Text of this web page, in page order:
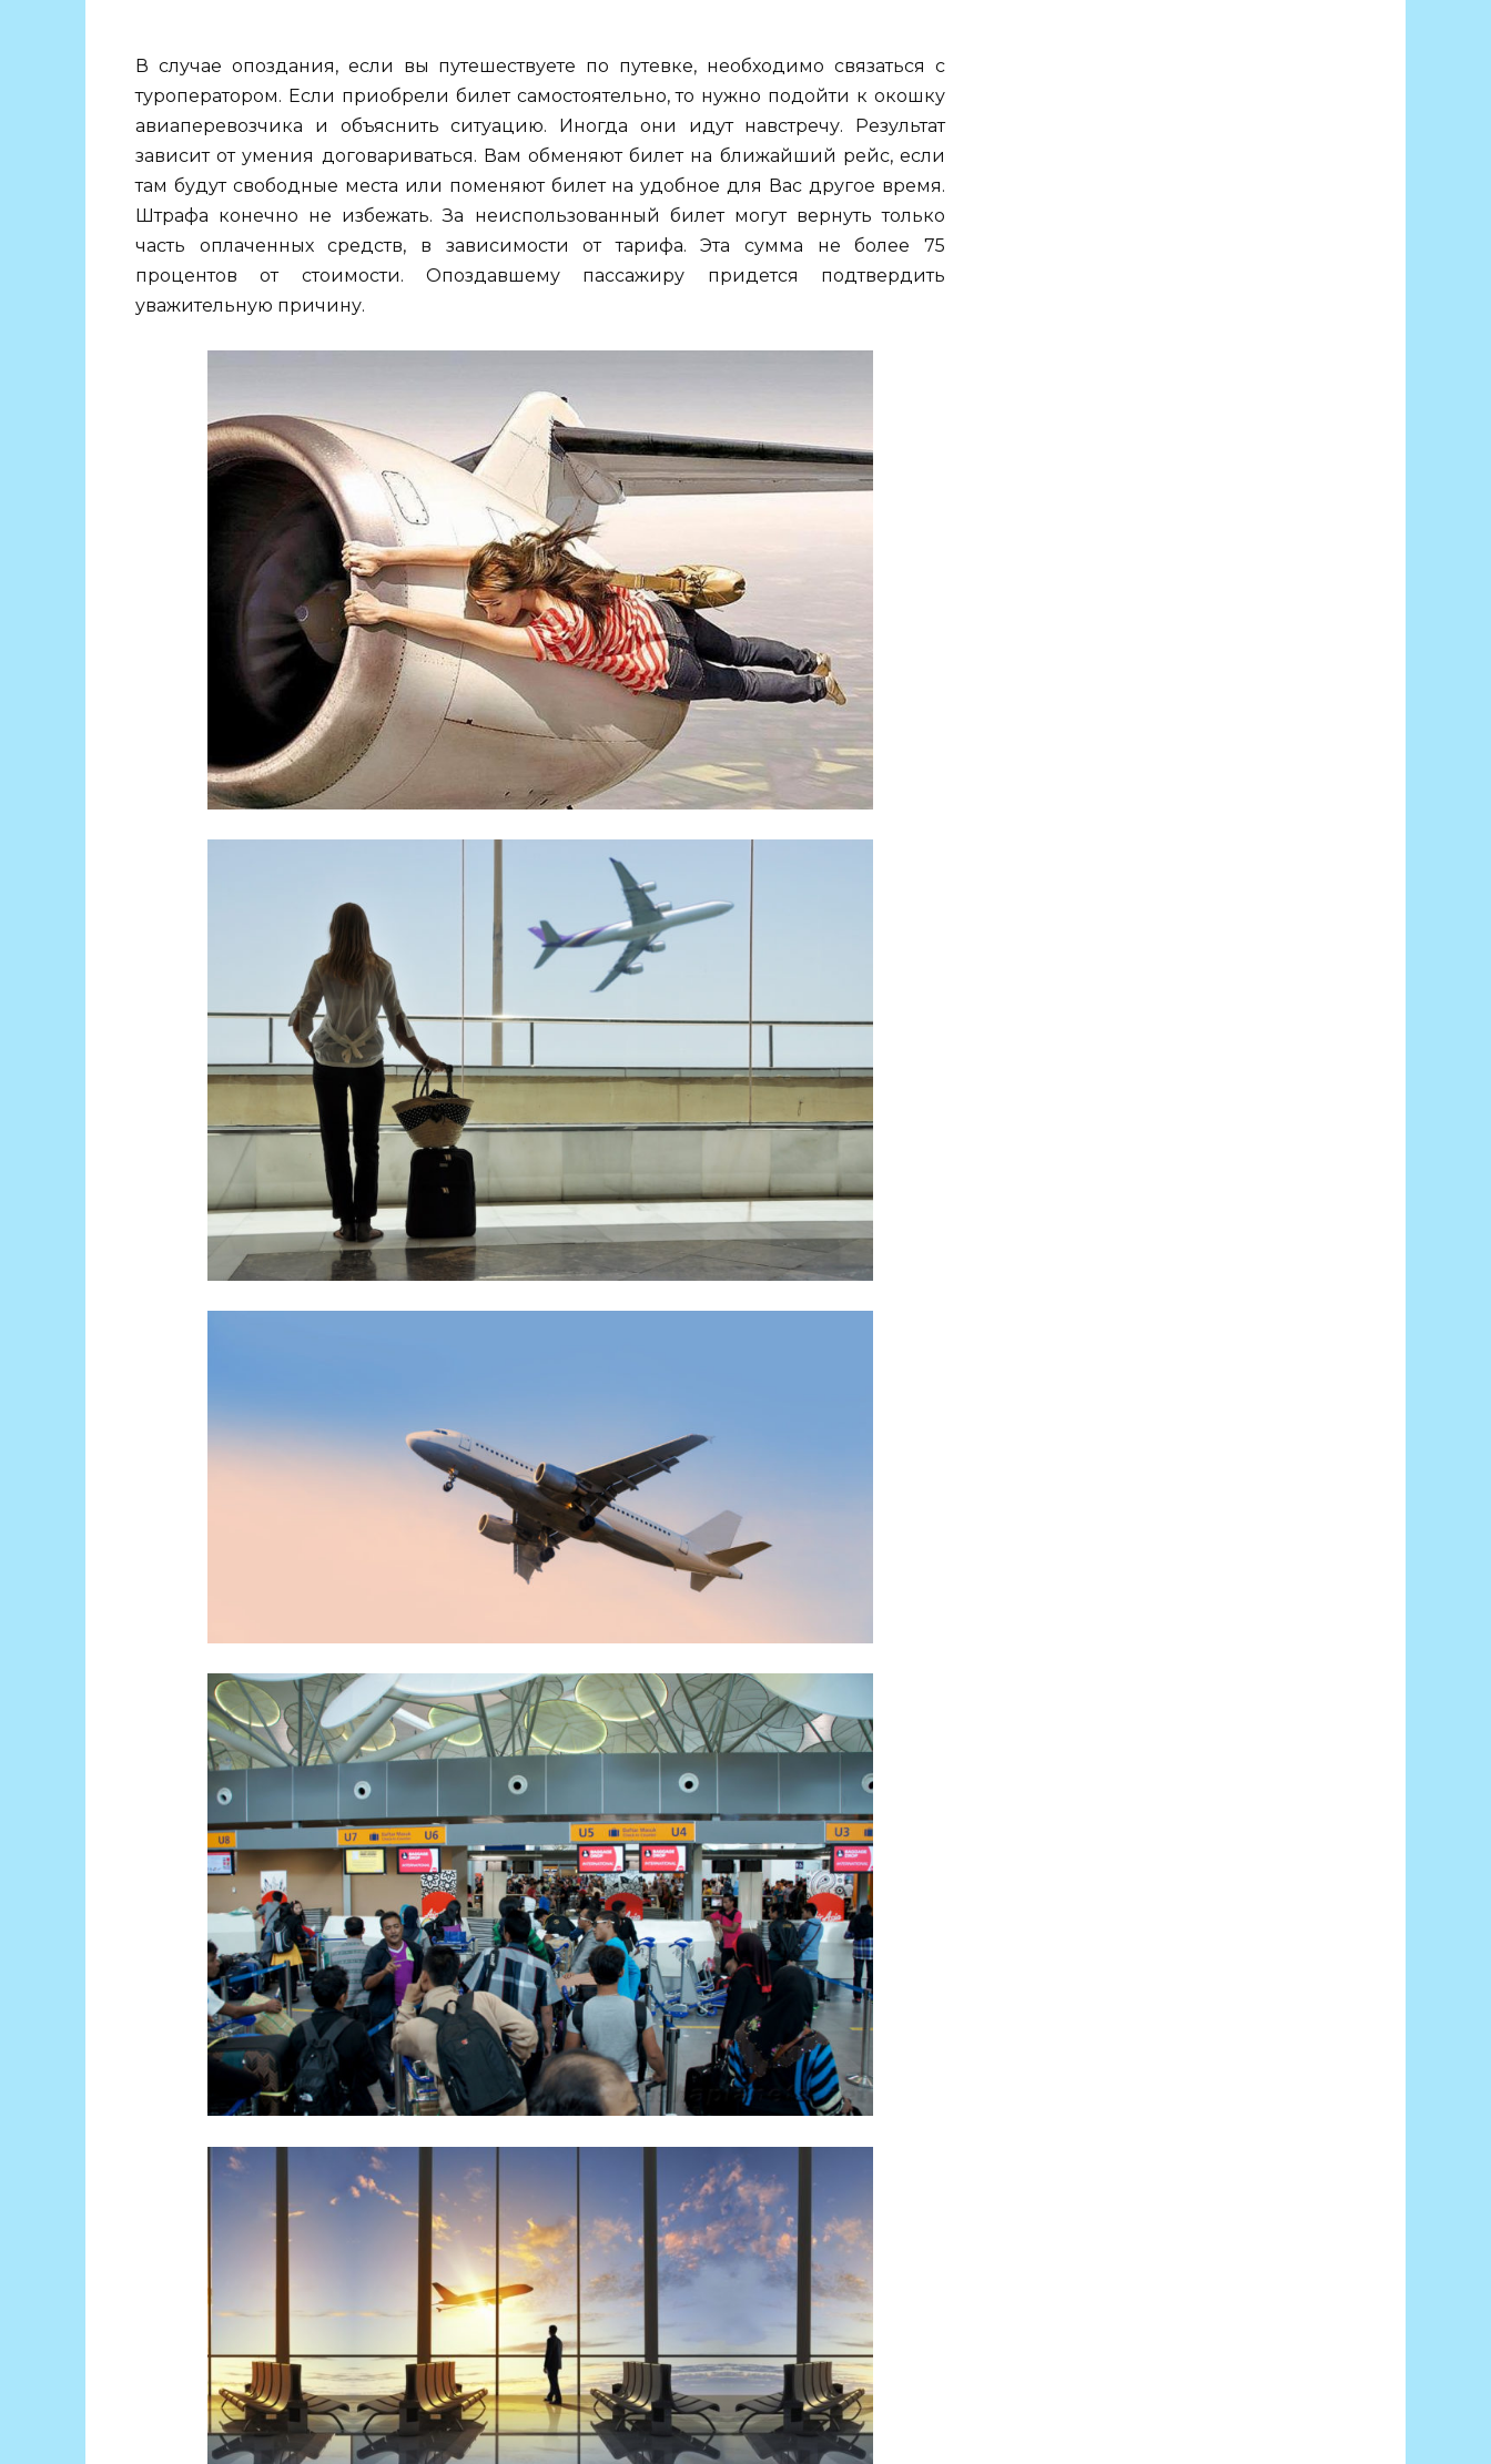
В случае опоздания, если вы путешествуете по путевке, необходимо связаться с
туроператором. Если приобрели билет самостоятельно, то нужно подойти к окошку
авиаперевозчика и объяснить ситуацию. Иногда они идут навстречу. Результат
зависит от умения договариваться. Вам обменяют билет на ближайший рейс, если
там будут свободные места или поменяют билет на удобное для Вас другое время.
Штрафа конечно не избежать. За неиспользованный билет могут вернуть только
часть оплаченных средств, в зависимости от тарифа. Эта сумма не более 75
процентов от стоимости. Опоздавшему пассажиру придется подтвердить
уважительную причину.